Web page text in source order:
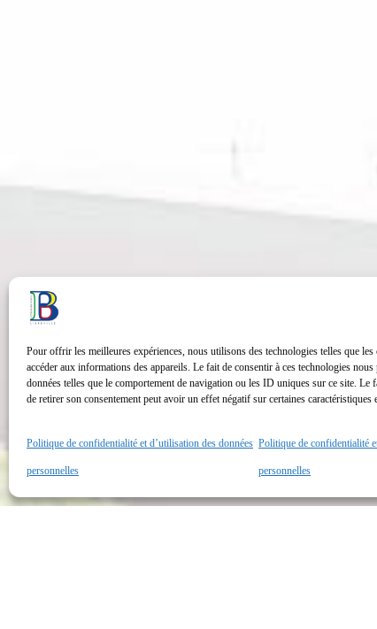
Pour offrir les meilleures expériences, nous utilisons des technologies telles que
accéder aux informations des appareils. Le fait de consentir à ces technologies nous
données telles que le comportement de navigation ou les ID uniques sur ce site. Le
de retirer son consentement peut avoir un effet négatif sur certaines caractéristiques
Politique de confidentialité et d’utilisation des données
personnelles
Politique de confidentialité
personnelles